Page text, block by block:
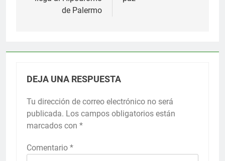
de Palermo
DEJA UNA RESPUESTA
Tu dirección de correo electrónico no será
publicada. Los campos obligatorios están
marcados con *
Comentario *